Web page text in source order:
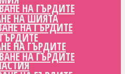
НА ГЪРДИТЕ
НА ГЪРДИТЕ
НА ГЪРДИТЕ
НА ШИЯТА
НА ГЪРДИТЕ